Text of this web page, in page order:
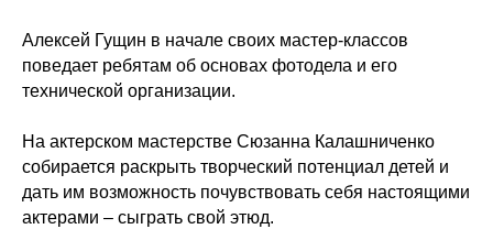
Алексей Гущин в начале своих мастер-классов
поведает ребятам об основах фотодела и его
технической организации.
На актерском мастерстве Сюзанна Калашниченко
собирается раскрыть творческий потенциал детей и
дать им возможность почувствовать себя настоящими
актерами – сыграть свой этюд.